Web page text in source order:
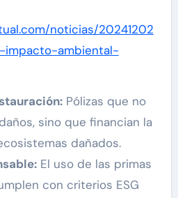
noticias/20241202
impacto-ambiental-
Pólizas que no
sino que financian la
dañados.
El uso de las primas
con criterios ESG